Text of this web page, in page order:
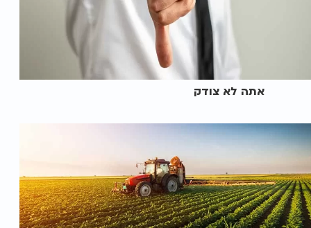
אתה לא צודק